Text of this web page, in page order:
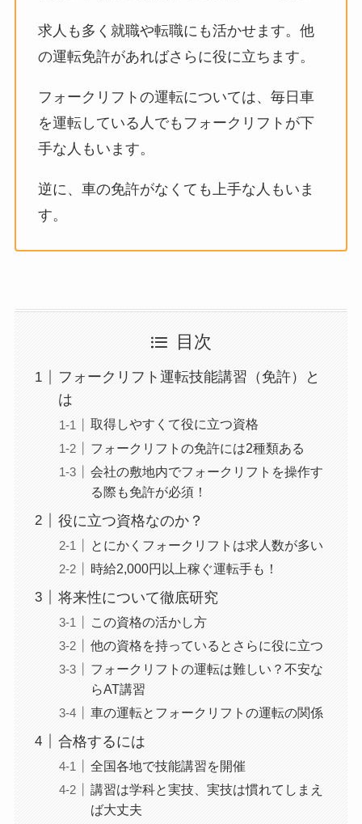
求人も多く就職や転職にも活かせます。他
の運転免許があればさらに役に立ちます。
フォークリフトの運転については、毎日車
を運転している人でもフォークリフトが下
手な人もいます。
逆に、車の免許がなくても上手な人もいま
す。
目次
フォークリフト運転技能講習（免許）と
は
取得しやすくて役に立つ資格
フォークリフトの免許には2種類ある
会社の敷地内でフォークリフトを操作す
る際も免許が必須！
役に立つ資格なのか？
とにかくフォークリフトは求人数が多い
時給2,000円以上稼ぐ運転手も！
将来性について徹底研究
この資格の活かし方
他の資格を持っているとさらに役に立つ
フォークリフトの運転は難しい？不安な
らAT講習
車の運転とフォークリフトの運転の関係
合格するには
全国各地で技能講習を開催
講習は学科と実技、実技は慣れてしまえ
ば大丈夫